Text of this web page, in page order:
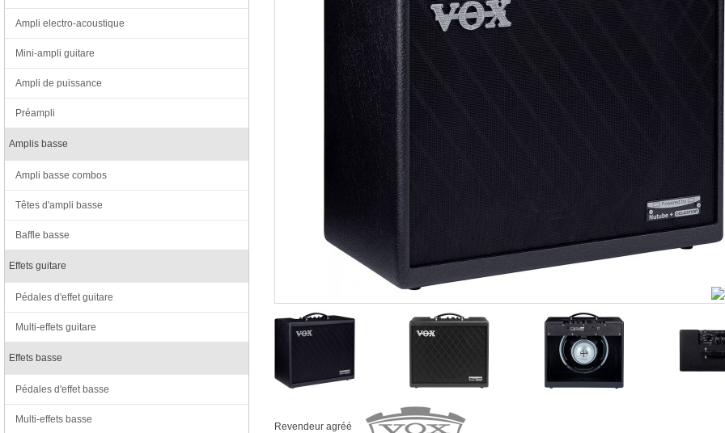
Revendeur agréé
Ampli electro-acoustique
Mini-ampli guitare
Ampli de puissance
Préampli
Amplis basse
Ampli basse combos
Têtes d'ampli basse
Baffle basse
Effets guitare
Pédales d'effet guitare
Multi-effets guitare
Effets basse
Pédales d'effet basse
Multi-effets basse